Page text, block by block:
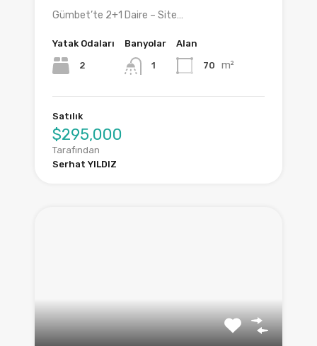
Gümbet’te 2+1 Daire – Site…
Yatak Odaları
2
Banyolar
1
Alan
70 m²
Satılık
$295,000
Tarafından
Serhat YILDIZ